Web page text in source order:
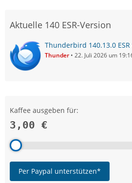
Aktuelle 140 ESR-Version
Thunderbird 140.13.0
Thunder 22. Juli 2026 um
Kaffee ausgeben für:
3,00 €
Per Paypal unterstützen*